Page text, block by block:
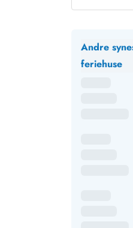
Andre
feriehuse